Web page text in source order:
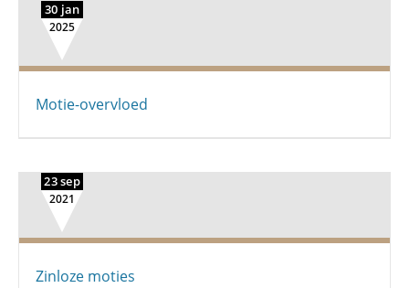
30 jan
2025
Motie-overvloed
23 sep
2021
Zinloze moties